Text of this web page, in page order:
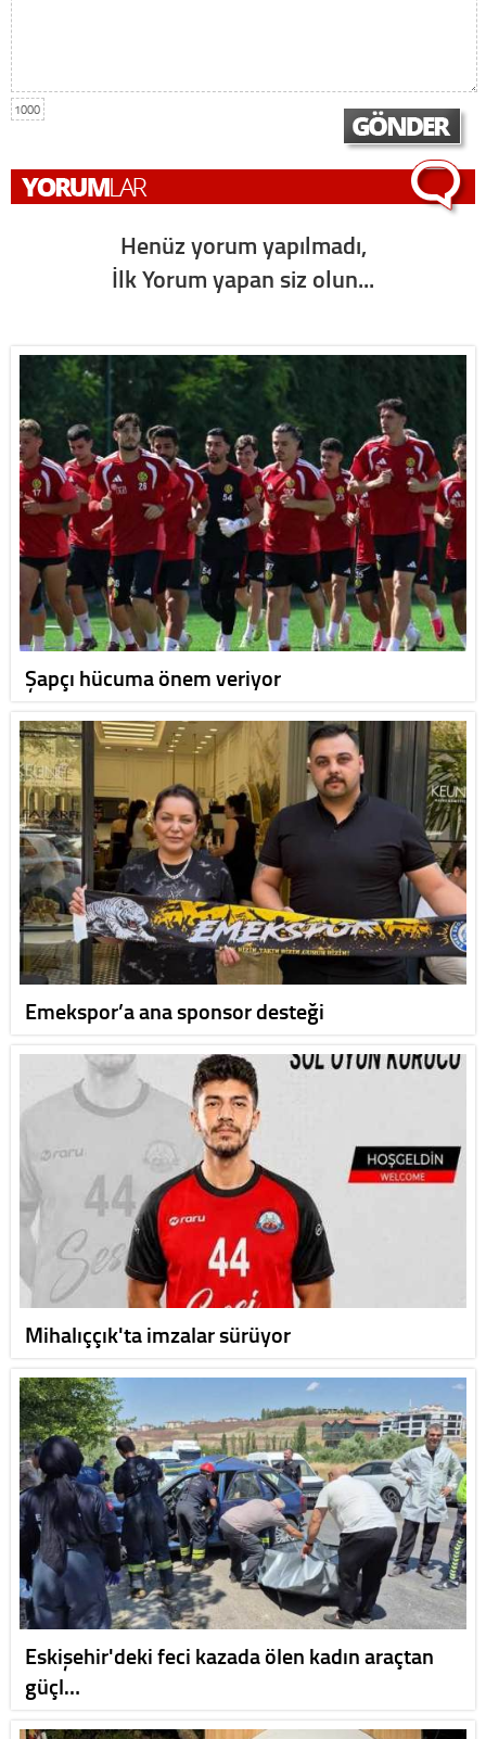
1000
Henüz yorum yapılmadı,
İlk Yorum yapan siz olun...
Şapçı hücuma önem veriyor
Emekspor’a ana sponsor desteği
Mihalıççık'ta imzalar sürüyor
Eskişehir'deki feci kazada ölen kadın araçtan
güçl…